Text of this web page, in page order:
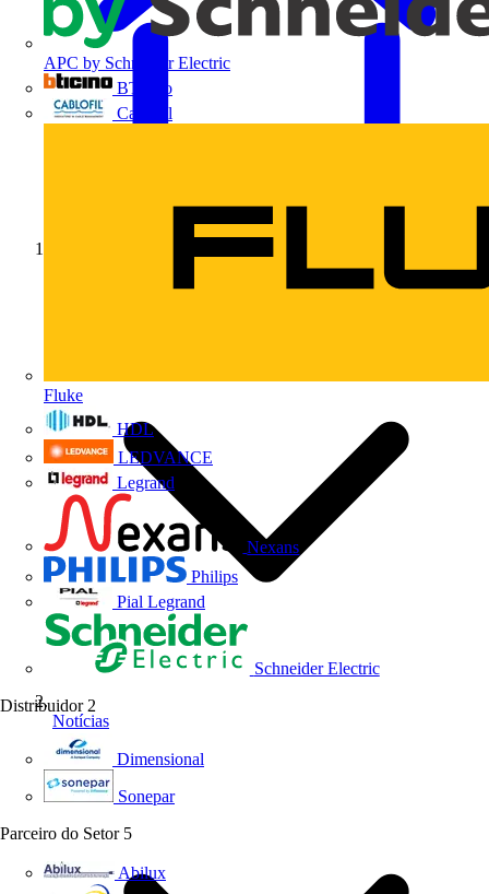
APC by Schneider Electric
BTicino
Cablofil
Fluke
HDL
LEDVANCE
Legrand
Nexans
Philips
Pial Legrand
Schneider Electric
Distribuidor 2
Dimensional
Sonepar
Parceiro do Setor 5
Abilux
Notícias